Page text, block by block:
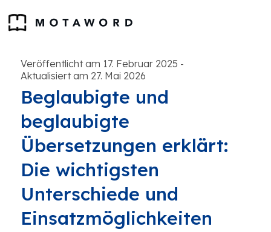
Veröffentlicht am 17. Februar 2025 -
Aktualisiert am 27. Mai 2026
Beglaubigte und
beglaubigte
Übersetzungen erklärt:
Die wichtigsten
Unterschiede und
Einsatzmöglichkeiten